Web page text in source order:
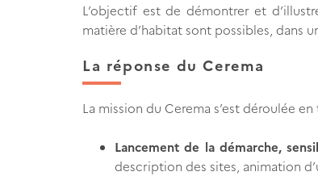
L’objectif est de démontrer et
matière d’habitat sont possibles, dans
La réponse du Cerema
La mission du Cerema s’est déroulée
Lancement de la démarche,
description des sites, animation